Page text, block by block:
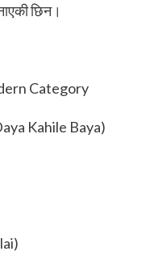
छिन।
Category
Kahile Baya)